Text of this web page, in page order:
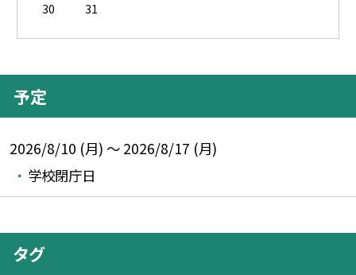
30
31
予定
2026/8/10 (月) ～ 2026/8/17 (月)
学校閉庁日
タグ